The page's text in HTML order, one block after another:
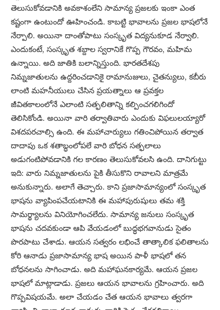
తెలుసుకోవడానికి అవకాశంలేని సామాన్య ప్రజలకు ఇంకా ఎంత
కష్టంగా ఉంటుందో ఊహించండి. కాబట్టి భావాలను ప్రజల భాషలోనే
నేర్పాలి. అయినా దాంతోపాటు సంస్కృత విద్యనుకూడ నేర్వాలి.
ఎందుకంటే, సంస్కృత శబ్దాల స్వరానికే గొప్ప గౌరవం, మహిమ
ఉన్నాయి. అది జాతికి బలాన్నిస్తుంది. భారతదేశపు
నిమ్నజాతులను ఉద్దరించడానికై రామానుజులు, చైతన్యులు, కబీరు
లాంటి మహనీయులు చేసిన ప్రయత్నాలు ఆ ప్రవక్తల
జీవితకాలంలోనే ఎలాంటి సత్ఫలితాన్ని కల్పించగలిగిందో
తెలిసికోండి. అయినా వారి తర్వాతివారు ఎందుకు విఫలులయ్యారో
విశదపరచాల్సి ఉంది. ఈ మహాచార్యులు గతించిపోయిన తర్వాత
దాదాపు ఒక శతాబ్ధంలోపలే వారి బోధన సత్ఫలాలు
అడుగంటిపోవడానికి గల కారణం తెలుసుకోవలసి ఉంది. దానిగుట్టు
ఇది: వారు నిమ్నజాతులను పైకి తీసుకొని రావాలని మాత్రమే
అనుకున్నారు. అలాగే తెచ్చారు. కాని ప్రజాసామాన్యంలో సంస్కృత
భాషను వ్యాపింపచేయటానికి ఈ మహాపురుషులు తమ శక్తి
సామర్థ్యాలను వినియోగించలేదు. సామాన్య జనులు సంస్కృత
భాషను చదవకుండా ఆపి వేయడంలో బుద్ధభగవానుడు సైతం
పొరపాటు చేశాడు. ఆయన సత్వరం లభించే తాత్కాలిక ఫలితాలను
కోరి ఆనాడు ప్రజాసామాన్య భాష అయిన పాళీ భాషలో తన
బోధనలను సాగించాడు. అది మహాఘనకార్యమే. ఆయన ప్రజల
భాషలో మాట్లాడాడు. ప్రజలు ఆయన భావాలను గ్రహించారు. అది
గొప్పవిషయమే. అలా చేయడం చేత ఆయన భావాలు త్వరగా